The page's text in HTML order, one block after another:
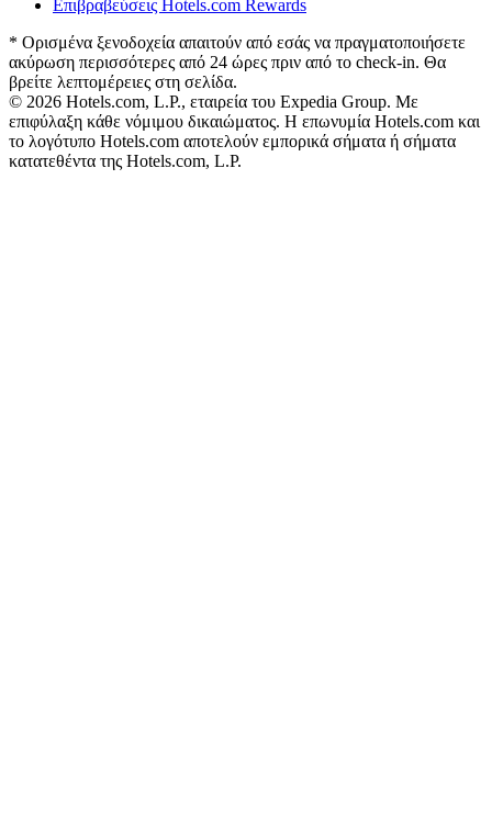
Επιβραβεύσεις Hotels.com Rewards
* Ορισμένα ξενοδοχεία απαιτούν από εσάς να πραγματοποιήσετε
ακύρωση περισσότερες από 24 ώρες πριν από το check-in. Θα
βρείτε λεπτομέρειες στη σελίδα.
© 2026 Hotels.com, L.P., εταιρεία του Expedia Group. Με
επιφύλαξη κάθε νόμιμου δικαιώματος. Η επωνυμία Hotels.com και
το λογότυπο Hotels.com αποτελούν εμπορικά σήματα ή σήματα
κατατεθέντα της Hotels.com, L.P.